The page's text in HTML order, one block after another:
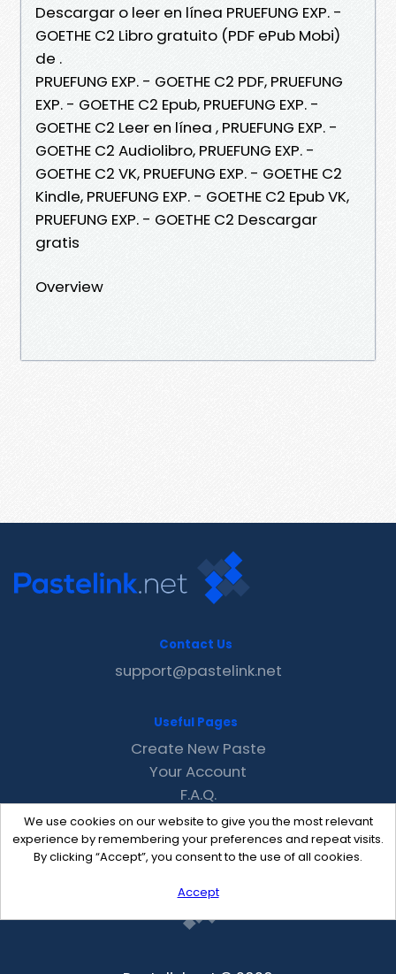
Descargar o leer en línea PRUEFUNG EXP. -
GOETHE C2 Libro gratuito (PDF ePub Mobi)
de .
PRUEFUNG EXP. - GOETHE C2 PDF, PRUEFUNG
EXP. - GOETHE C2 Epub, PRUEFUNG EXP. -
GOETHE C2 Leer en línea , PRUEFUNG EXP. -
GOETHE C2 Audiolibro, PRUEFUNG EXP. -
GOETHE C2 VK, PRUEFUNG EXP. - GOETHE C2
Kindle, PRUEFUNG EXP. - GOETHE C2 Epub VK,
PRUEFUNG EXP. - GOETHE C2 Descargar
gratis
Overview
We use cookies on our website to give you the most relevant
experience by remembering your preferences and repeat visits.
By clicking “Accept”, you consent to the use of all cookies.
Accept
Contact Us
support@pastelink.net
Useful Pages
Create New Paste
Your Account
F.A.Q.
Recent
Contact